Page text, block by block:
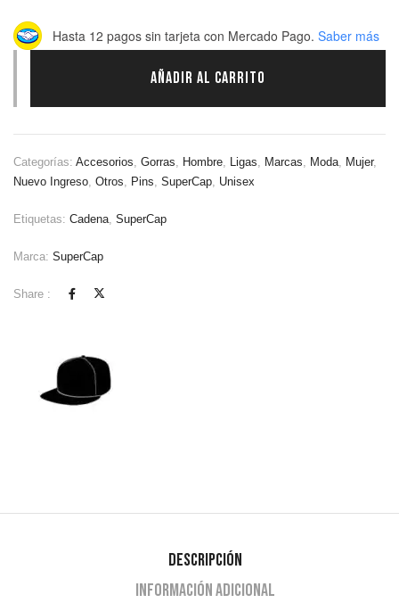
Hasta 12 pagos sin tarjeta con Mercado Pago. Saber más
AÑADIR AL CARRITO
Categorías: Accesorios, Gorras, Hombre, Ligas, Marcas, Moda, Mujer,
Nuevo Ingreso, Otros, Pins, SuperCap, Unisex
Etiquetas: Cadena, SuperCap
Marca: SuperCap
Share :
Descripción
Información adicional